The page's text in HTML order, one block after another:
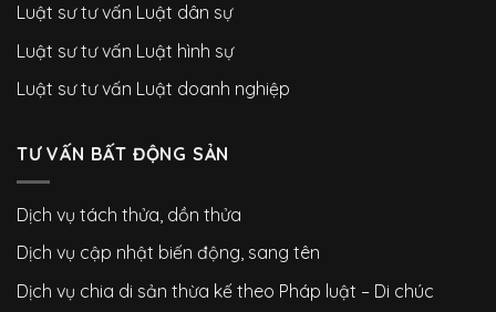
Luật sư tư vấn Luật dân sự
Luật sư tư vấn Luật hình sự
Luật sư tư vấn Luật doanh nghiệp
TƯ VẤN BẤT ĐỘNG SẢN
Dịch vụ tách thửa, dồn thửa
Dịch vụ cập nhật biến động, sang tên
Dịch vụ chia di sản thừa kế theo Pháp luật – Di chúc